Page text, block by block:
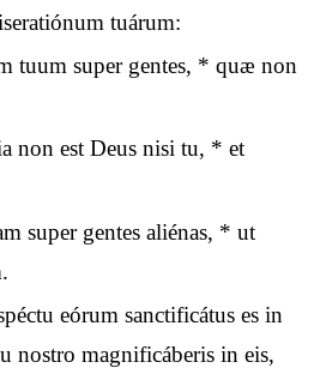
tuárum:
tuum super gentes, * quæ non
non est Deus nisi tu, * et
super gentes aliénas, * ut
eórum sanctificátus es in
nostro magnificáberis in eis,